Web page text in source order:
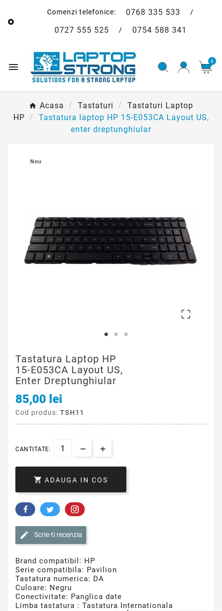

Comenzi telefonice: 0768 335 533
0727 555 525 / 0754 588 341
 0
Acasa Tastaturi
Tastaturi Laptop
HP
Tastatura laptop HP 15-E053CA Layout US,
enter dreptunghiular
Nou

Tastatura Laptop HP
15-E053CA Layout US,
Enter Dreptunghiular
85,00 lei
Cod produs: TSH11
CANTITATE:
 ADAUGA IN COS
Scrie-ti recenzia
Brand compatibil: HP
Serie compatibila: Pavilion
Tastatura numerica: DA
Culoare: Negru
Conectivitate: Panglica date
Limba tastatura : Tastatura Internationala